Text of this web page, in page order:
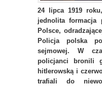
24 lipca 1919
jednolita formacja
Polsce,
Policja polska
sejmowej. W
policjanci bronili
hitlerowską i
trafiali do